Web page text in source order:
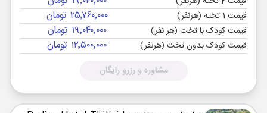
قیمت 1 تخته (هرنفر) ۲۵٬۷۶۰٬۰۰۰ تومان
قیمت کودک با تخت (هر نفر) ۱۹٬۰۴۰٬۰۰۰ تومان
قیمت کودک بدون تخت (هرنفر) ۱۲٬۵۰۰٬۰۰۰ تومان
مشاوره و رزرو رایگان